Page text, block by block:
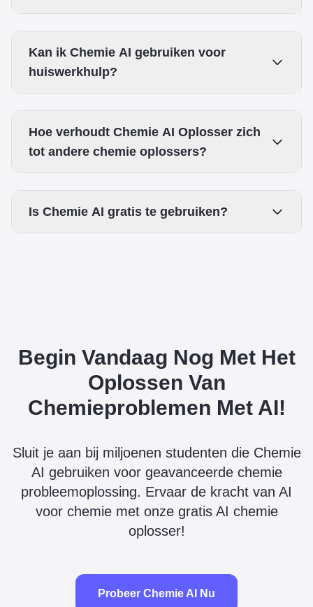
Kan ik Chemie AI gebruiken voor
huiswerkhulp?
Hoe verhoudt Chemie AI Oplosser zich
tot andere chemie oplossers?
Is Chemie AI gratis te gebruiken?
Begin Vandaag Nog Met Het
Oplossen Van
Chemieproblemen Met AI!
Sluit je aan bij miljoenen studenten die Chemie
AI gebruiken voor geavanceerde chemie
probleemoplossing. Ervaar de kracht van AI
voor chemie met onze gratis AI chemie
oplosser!
Probeer Chemie AI Nu